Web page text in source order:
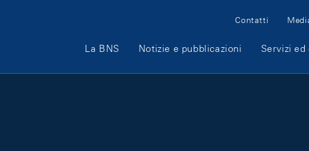
Meta Navigation
Contatti
Main Navigation
La BNS Notizie e pubblicazioni Servizi ed